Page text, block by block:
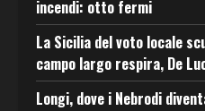
incendi: otto fermi
La Sicilia del voto locale
campo largo respira, De
Longi, dove i Nebrodi